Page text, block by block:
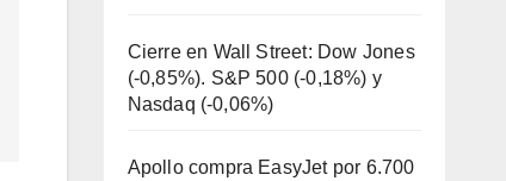
Cierre en Wall Street: Dow Jones
(-0,85%). S&P 500 (-0,18%) y
Nasdaq (-0,06%)
Apollo compra EasyJet por 6.700